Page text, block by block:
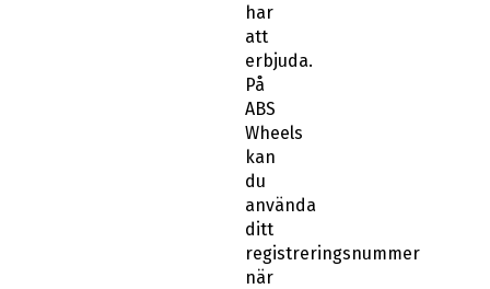
har
att
erbjuda.
På
ABS
Wheels
kan
du
använda
ditt
registreringsnummer
när